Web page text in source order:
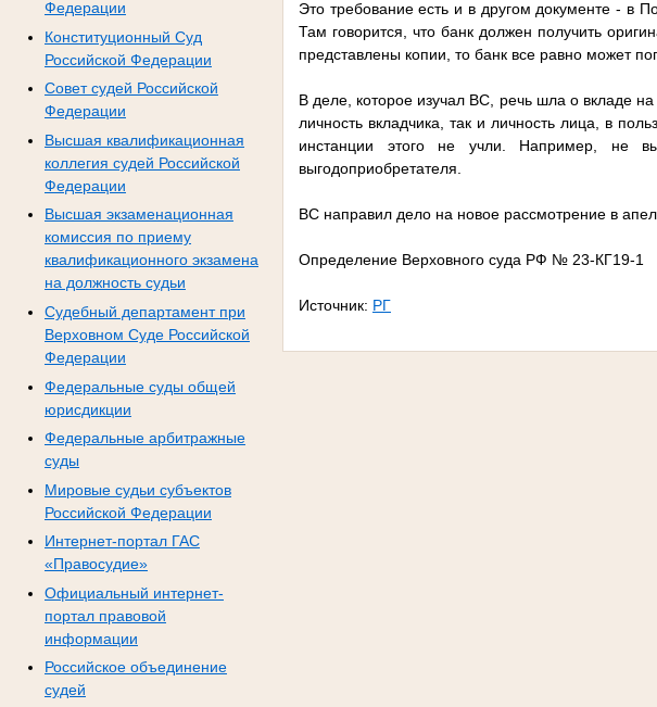
Федерации
Конституционный Суд
Российской Федерации
Совет судей Российской
Федерации
Высшая квалификационная
коллегия судей Российской
Федерации
Высшая экзаменационная
комиссия по приему
квалификационного экзамена
на должность судьи
Судебный департамент при
Верховном Суде Российской
Федерации
Федеральные суды общей
юрисдикции
Федеральные арбитражные
суды
Мировые судьи субъектов
Российской Федерации
Интернет-портал ГАС
«Правосудие»
Официальный интернет-
портал правовой
информации
Российское объединение
судей
Это требование есть и в другом документе - в
Там говорится, что банк должен получить
представлены копии, то банк все равно может
В деле, которое изучал ВС, речь шла о вкладе
личность вкладчика, так и личность лица, в
инстанции этого не учли. Например, не
выгодоприобретателя.
ВС направил дело на новое рассмотрение в
Определение Верховного суда РФ № 23-КГ19-1
Источник: РГ